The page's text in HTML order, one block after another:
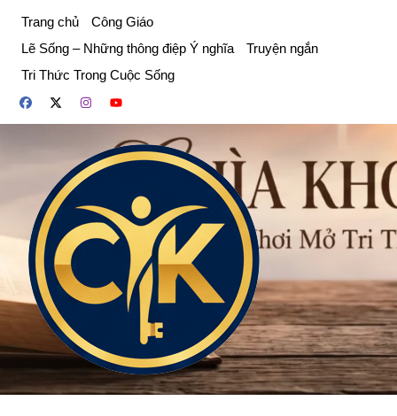
phần
dung
Trang chủ
Công Giáo
Lẽ Sống – Những thông điệp Ý nghĩa
Truyện ngắn
Tri Thức Trong Cuộc Sống